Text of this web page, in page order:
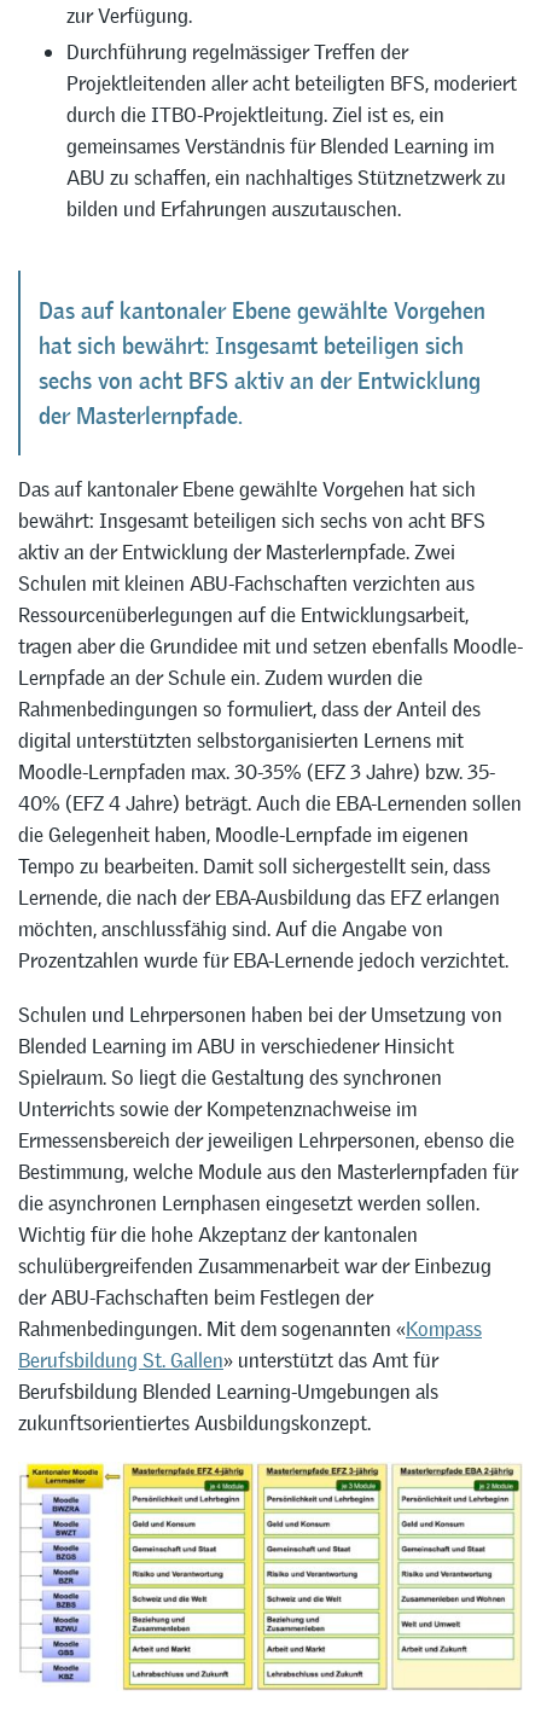
zur Verfügung.
Durchführung regelmässiger Treffen der
Projektleitenden aller acht beteiligten BFS, moderiert
durch die ITBO-Projektleitung. Ziel ist es, ein
gemeinsames Verständnis für Blended Learning im
ABU zu schaffen, ein nachhaltiges Stütznetzwerk zu
bilden und Erfahrungen auszutauschen.
Das auf kantonaler Ebene gewählte Vorgehen
hat sich bewährt: Insgesamt beteiligen sich
sechs von acht BFS aktiv an der Entwicklung
der Masterlernpfade.
Das auf kantonaler Ebene gewählte Vorgehen hat sich
bewährt: Insgesamt beteiligen sich sechs von acht BFS
aktiv an der Entwicklung der Masterlernpfade. Zwei
Schulen mit kleinen ABU-Fachschaften verzichten aus
Ressourcenüberlegungen auf die Entwicklungsarbeit,
tragen aber die Grundidee mit und setzen ebenfalls Moodle-
Lernpfade an der Schule ein. Zudem wurden die
Rahmenbedingungen so formuliert, dass der Anteil des
digital unterstützten selbstorganisierten Lernens mit
Moodle-Lernpfaden max. 30-35% (EFZ 3 Jahre) bzw. 35-
40% (EFZ 4 Jahre) beträgt. Auch die EBA-Lernenden sollen
die Gelegenheit haben, Moodle-Lernpfade im eigenen
Tempo zu bearbeiten. Damit soll sichergestellt sein, dass
Lernende, die nach der EBA-Ausbildung das EFZ erlangen
möchten, anschlussfähig sind. Auf die Angabe von
Prozentzahlen wurde für EBA-Lernende jedoch verzichtet.
Schulen und Lehrpersonen haben bei der Umsetzung von
Blended Learning im ABU in verschiedener Hinsicht
Spielraum. So liegt die Gestaltung des synchronen
Unterrichts sowie der Kompetenznachweise im
Ermessensbereich der jeweiligen Lehrpersonen, ebenso die
Bestimmung, welche Module aus den Masterlernpfaden für
die asynchronen Lernphasen eingesetzt werden sollen.
Wichtig für die hohe Akzeptanz der kantonalen
schulübergreifenden Zusammenarbeit war der Einbezug
der ABU-Fachschaften beim Festlegen der
Rahmenbedingungen. Mit dem sogenannten «Kompass
Berufsbildung St. Gallen» unterstützt das Amt für
Berufsbildung Blended Learning-Umgebungen als
zukunftsorientiertes Ausbildungskonzept.